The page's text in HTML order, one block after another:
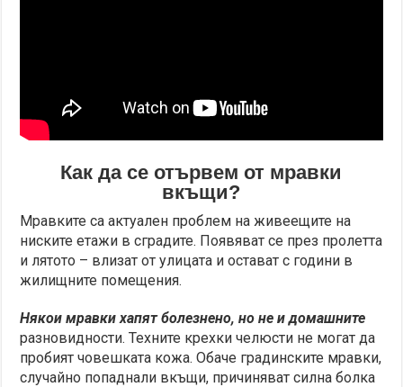
Как да се отървем от мравки
вкъщи?
Мравките са актуален проблем на живеещите на
ниските етажи в сградите. Появяват се през пролетта
и лятото – влизат от улицата и остават с години в
жилищните помещения.
Някои мравки хапят болезнено, но не и домашните
разновидности. Техните крехки челюсти не могат да
пробият човешката кожа. Обаче градинските мравки,
случайно попаднали вкъщи, причиняват силна болка